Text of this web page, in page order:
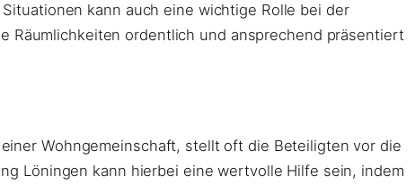
kann auch eine wichtige Rolle bei der
Räumlichkeiten ordentlich und ansprechend präsentiert
Wohngemeinschaft, stellt oft die Beteiligten vor die
Löningen kann hierbei eine wertvolle Hilfe sein, indem